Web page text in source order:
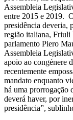
Assembleia
entre 2015 e 2019.
presidência deveria,
região italiana, Friuli
parlamento Piero
Assembleia
apoio ao congénere
recentemente
mandato enquanto
há uma prorrogação
deverá haver, por
presidência”,